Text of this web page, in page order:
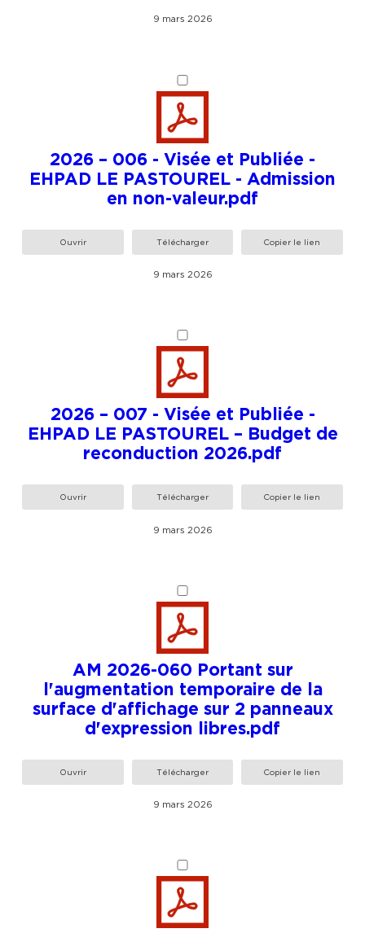
9 mars 2026
2026 – 006 - Visée et Publiée -
EHPAD LE PASTOUREL - Admission
en non-valeur.pdf
Ouvrir Télécharger Copier le lien
9 mars 2026
2026 – 007 - Visée et Publiée -
EHPAD LE PASTOUREL – Budget de
reconduction 2026.pdf
Ouvrir Télécharger Copier le lien
9 mars 2026
AM 2026-060 Portant sur
l'augmentation temporaire de la
surface d'affichage sur 2 panneaux
d'expression libres.pdf
Ouvrir Télécharger Copier le lien
9 mars 2026